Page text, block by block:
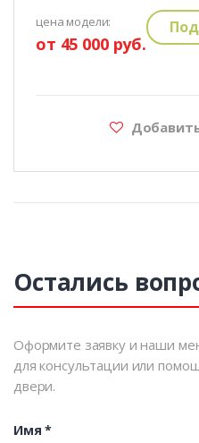
цена модели:
от 45 000 руб.
Остались
Оформите заявку и наши
для консультации или
двери.
Имя*